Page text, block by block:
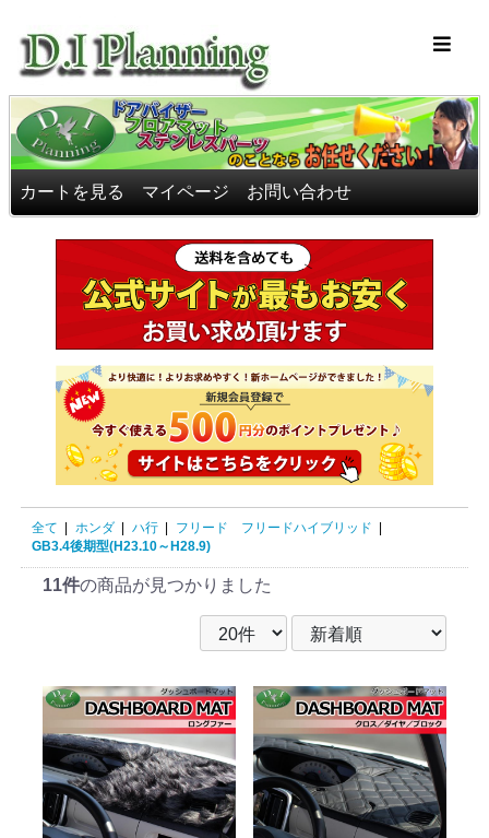
カートを見る マイページ お問い合わせ
全て | ホンダ | ハ行 | フリード フリードハイブリッド |
GB3.4後期型(H23.10～H28.9)
11件の商品が見つかりました